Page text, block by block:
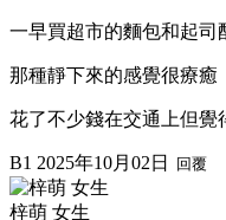
一早買超市的麵包和起司
那種靜下來的感覺很療癒
花了不少錢在交通上但覺
B1 2025年10月02日 回覆
梓萌 女生